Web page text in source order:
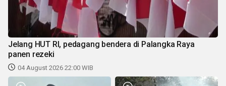
Jelang HUT RI, pedagang bendera di Palangka Raya
panen rezeki
04 August 2026 22:00 WIB